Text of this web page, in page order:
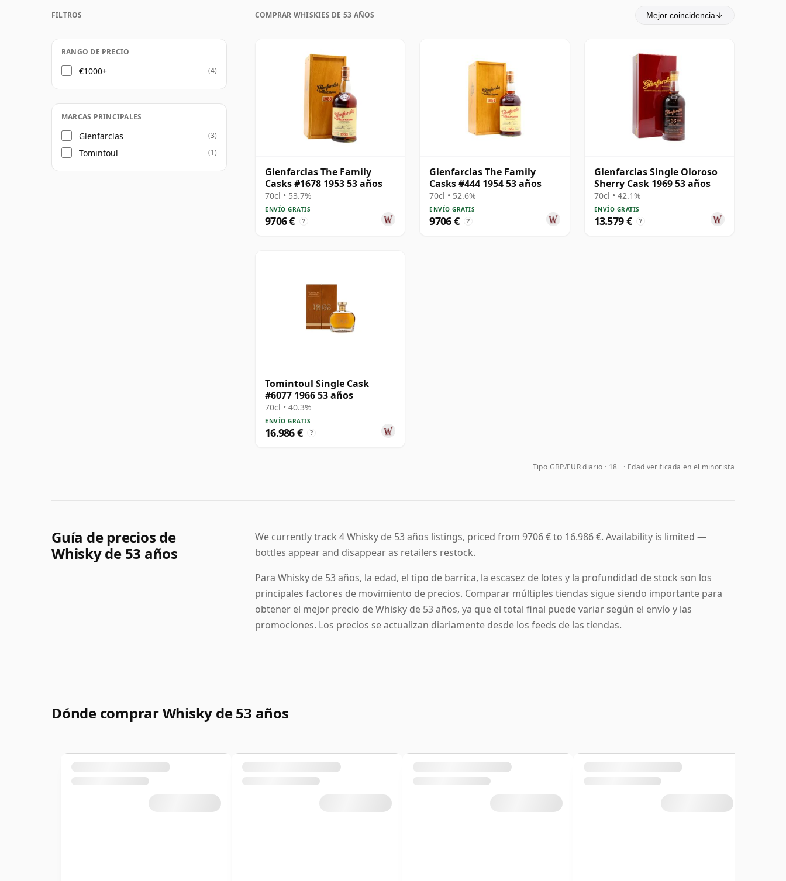
botella. Por eso, un whisky de cincuenta y tres años queda fijado en el tiempo y siempre se
considerará de 53 años.
COMPRAR WHISKIES DE 53 AÑOS Mejor coincidencia
Glenfarclas The Family
Casks #1678 1953 53 años
70cl • 53.7%
ENVÍO GRATIS
9706 € ?
Glenfarclas The Family
Casks #444 1954 53 años
70cl • 52.6%
ENVÍO GRATIS
9706 € ?
Glenfarclas Single Oloroso
Sherry Cask 1969 53 años
70cl • 42.1%
ENVÍO GRATIS
13.579 € ?
Tomintoul Single Cask
#6077 1966 53 años
70cl • 40.3%
ENVÍO GRATIS
16.986 € ?
Tipo GBP/EUR diario 18+ · Edad verificada en el minorista
FILTROS
RANGO DE PRECIO
€1000+ (4)
MARCAS PRINCIPALES
Glenfarclas (3)
Tomintoul (1)
Guía de precios de
Whisky de 53 años
We currently track 4 Whisky de 53 años listings, priced from 9706 € to 16.986 €. Availability is limited —
bottles appear and disappear as retailers restock.
Para Whisky de 53 años, la edad, el tipo de barrica, la escasez de lotes y la profundidad de stock son los
principales factores de movimiento de precios. Comparar múltiples tiendas sigue siendo importante para
obtener el mejor precio de Whisky de 53 años, ya que el total final puede variar según el envío y las
promociones. Los precios se actualizan diariamente desde los feeds de las tiendas.
Dónde comprar Whisky de 53 años